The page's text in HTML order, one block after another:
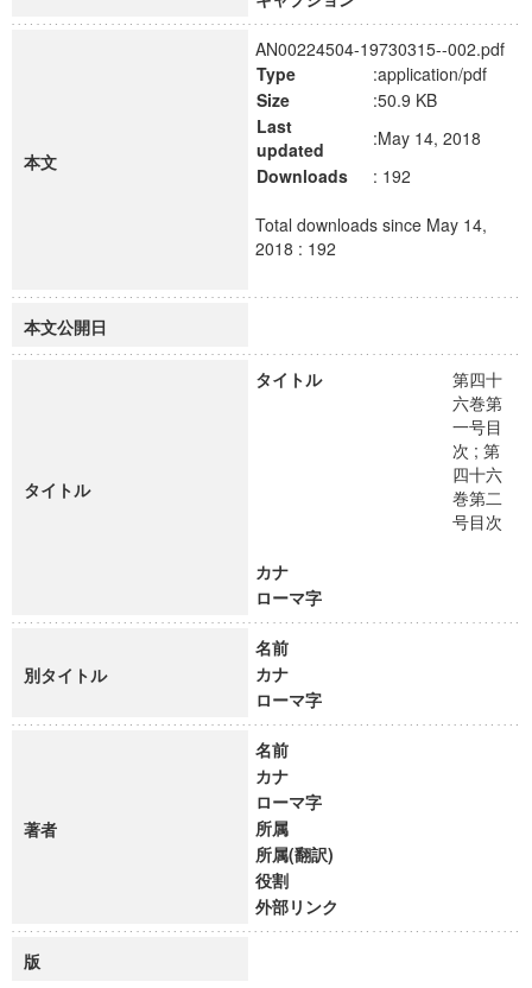
本文
AN00224504-19730315--002.pdf
Type
:application/pdf
Size
:50.9 KB
Last
updated
:May 14, 2018
Downloads
: 192
Total downloads since May 14,
2018 : 192
本文公開日
タイトル
タイトル
第四十
六巻第
一号目
次 ; 第
四十六
巻第二
号目次
カナ
ローマ字
別タイトル
名前
カナ
ローマ字
著者
名前
カナ
ローマ字
所属
所属(翻訳)
役割
外部リンク
版